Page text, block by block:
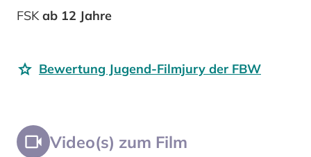
FSK ab 12 Jahre
Bewertung Jugend-Filmjury der FBW
Video(s) zum Film